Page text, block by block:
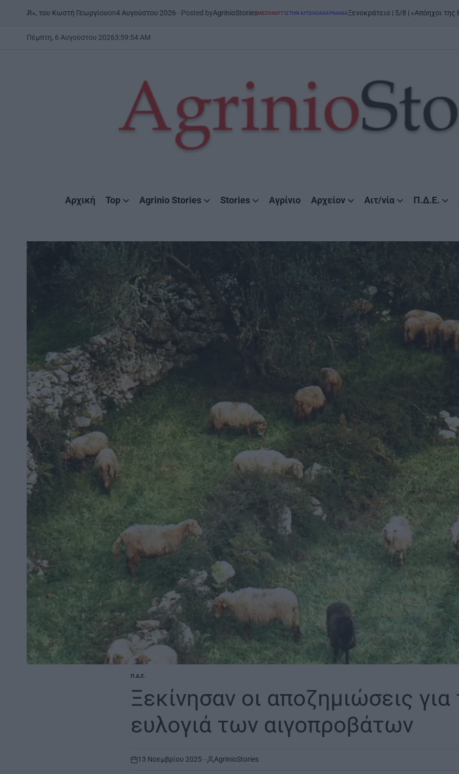
Γεωργίουon4 Αυγούστου 2026 Posted byAgrinioStoriesPOSTED
ΜΕΣΟΛΌΓΓΙΣΤΗΝ ΑΙΤΩΛΟΑΚΑΡΝΑΝΊΑΞενοκράτειο | 5/8 | «Απόηχοι της Εξόδου»: μεγάλη
Πέμπτη, 6 Αυγούστου 20263:59:56 AM
Αρχική Top Agrinio Stories Stories Αγρίνιο Αρχείον Αιτ/νία Π.Δ.Ε.
POSTED
Π.Δ.Ε.
Ξεκίνησαν οι αποζημιώσεις για
ευλογιά των αιγοπροβάτων
on
13 Νοεμβρίου 2025 AgrinioStories